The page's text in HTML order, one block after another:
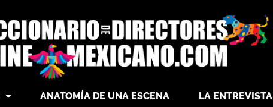
ANATOMÍA DE UNA ESCENA LA ENTREVISTA